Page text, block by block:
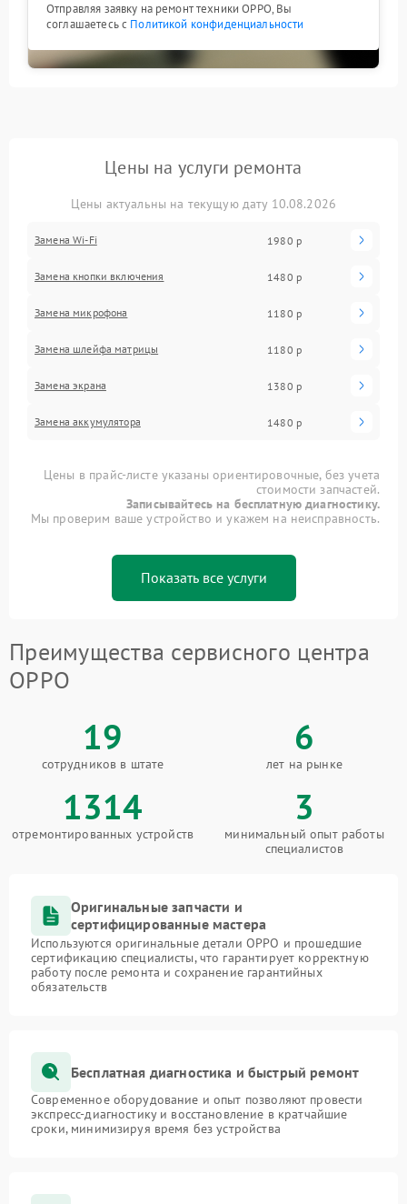
Отправляя заявку на ремонт техники OPPO, Вы
соглашаетесь с Политикой конфиденциальности
Цены на услуги ремонта
Цены актуальны на текущую дату 10.08.2026
Замена Wi-Fi 1980 р
Замена кнопки включения 1480 р
Замена микрофона 1180 р
Замена шлейфа матрицы 1180 р
Замена экрана 1380 р
Замена аккумулятора 1480 р
Цены в прайс-листе указаны ориентировочные, без учета
стоимости запчастей.
Записывайтесь на бесплатную диагностику.
Мы проверим ваше устройство и укажем на неисправность.
Показать все услуги
Преимущества сервисного центра
OPPO
19
сотрудников в штате
6
лет на рынке
1314
отремонтированных устройств
3
минимальный опыт работы
специалистов
Оригинальные запчасти и
сертифицированные мастера
Используются оригинальные детали OPPO и прошедшие
сертификацию специалисты, что гарантирует корректную
работу после ремонта и сохранение гарантийных
обязательств
Бесплатная диагностика и быстрый ремонт
Современное оборудование и опыт позволяют провести
экспресс-диагностику и восстановление в кратчайшие
сроки, минимизируя время без устройства